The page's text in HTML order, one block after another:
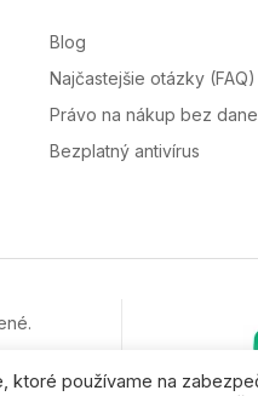
Blog
Najčastejšie otázky (FAQ)
Právo na nákup bez dane
Bezplatný antivírus
používame na